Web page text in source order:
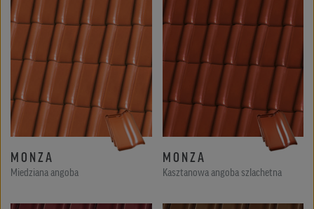
MONZA
Miedziana angoba
MONZA
Kasztanowa angoba szlachetna